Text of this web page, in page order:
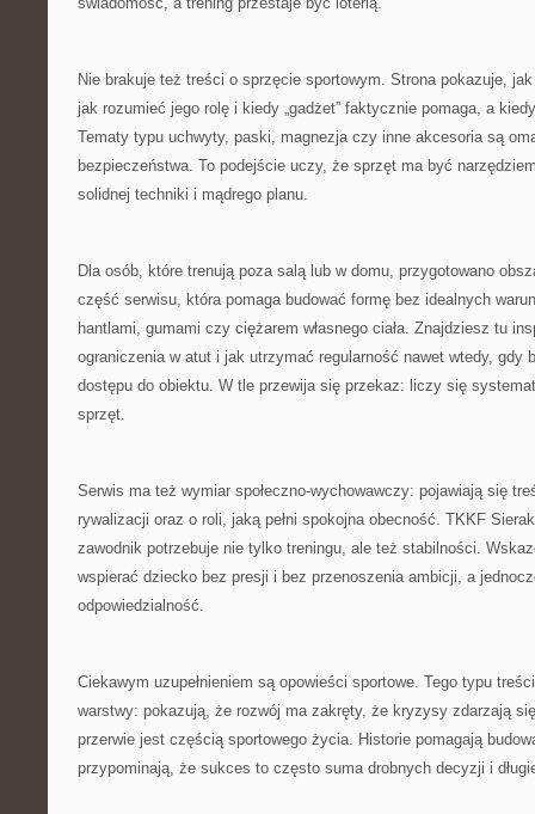
Nie brakuje też treści o sprzęcie sportowym. Strona pokazuje,
jak rozumieć jego rolę i kiedy „gadżet” faktycznie pomaga, a
Tematy typu uchwyty, paski, magnezja czy inne akcesoria są
bezpieczeństwa. To podejście uczy, że sprzęt ma być
solidnej techniki i mądrego planu.
Dla osób, które trenują poza salą lub w domu, przygotowano
część serwisu, która pomaga budować formę bez idealnych
hantlami, gumami czy ciężarem własnego ciała. Znajdziesz tu
ograniczenia w atut i jak utrzymać regularność nawet wtedy, gdy
dostępu do obiektu. W tle przewija się przekaz: liczy się
sprzęt.
Serwis ma też wymiar społeczno-wychowawczy: pojawiają się
rywalizacji oraz o roli, jaką pełni spokojna obecność. TKKF
zawodnik potrzebuje nie tylko treningu, ale też stabilności.
wspierać dziecko bez presji i bez przenoszenia ambicji, a
odpowiedzialność.
Ciekawym uzupełnieniem są opowieści sportowe. Tego typu
warstwy: pokazują, że rozwój ma zakręty, że kryzysy zdarzają
przerwie jest częścią sportowego życia. Historie pomagają
przypominają, że sukces to często suma drobnych decyzji i